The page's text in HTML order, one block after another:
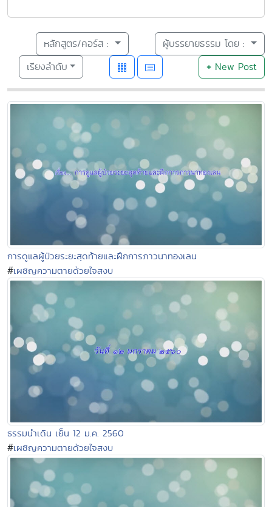
หลักสูตร/คอร์ส :
ผู้บรรยายธรรม โดย :
เรียงลำดับ
+New Post
การดูแลผู้ป่วยระยะสุดท้ายและฝึกการภาวนาทองเลน
#เผชิญความตายด้วยใจสงบ
ธรรมนำเดิน เย็น 12 ม.ค. 2560
#เผชิญความตายด้วยใจสงบ